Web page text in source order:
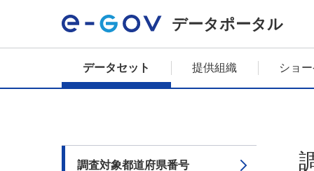
データポータル
データセット 提供組織 ショ
調査対象都道府県番号